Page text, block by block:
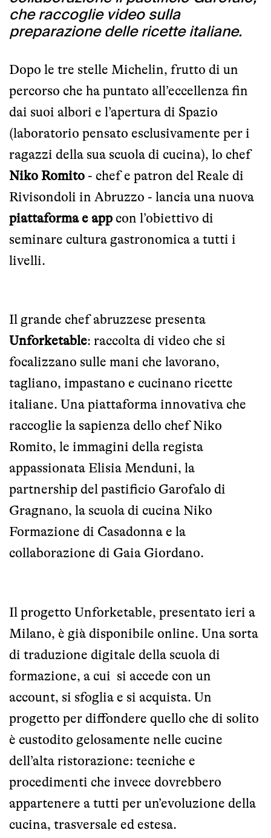
che raccoglie video sulla
preparazione delle ricette italiane.
Dopo le tre stelle Michelin, frutto di un
percorso che ha puntato all’eccellenza fin
dai suoi albori e l’apertura di Spazio
(laboratorio pensato esclusivamente per i
ragazzi della sua scuola di cucina), lo chef
Niko Romito - chef e patron del Reale di
Rivisondoli in Abruzzo - lancia una nuova
piattaforma e app con l’obiettivo di
seminare cultura gastronomica a tutti i
livelli.
Il grande chef abruzzese presenta
Unforketable: raccolta di video che si
focalizzano sulle mani che lavorano,
tagliano, impastano e cucinano ricette
italiane. Una piattaforma innovativa che
raccoglie la sapienza dello chef Niko
Romito, le immagini della regista
appassionata Elisia Menduni, la
partnership del pastificio Garofalo di
Gragnano, la scuola di cucina Niko
Formazione di Casadonna e la
collaborazione di Gaia Giordano.
Il progetto Unforketable, presentato ieri a
Milano, è già disponibile online. Una sorta
di traduzione digitale della scuola di
formazione, a cui si accede con un
account, si sfoglia e si acquista. Un
progetto per diffondere quello che di solito
è custodito gelosamente nelle cucine
dell’alta ristorazione: tecniche e
procedimenti che invece dovrebbero
appartenere a tutti per un’evoluzione della
cucina, trasversale ed estesa.